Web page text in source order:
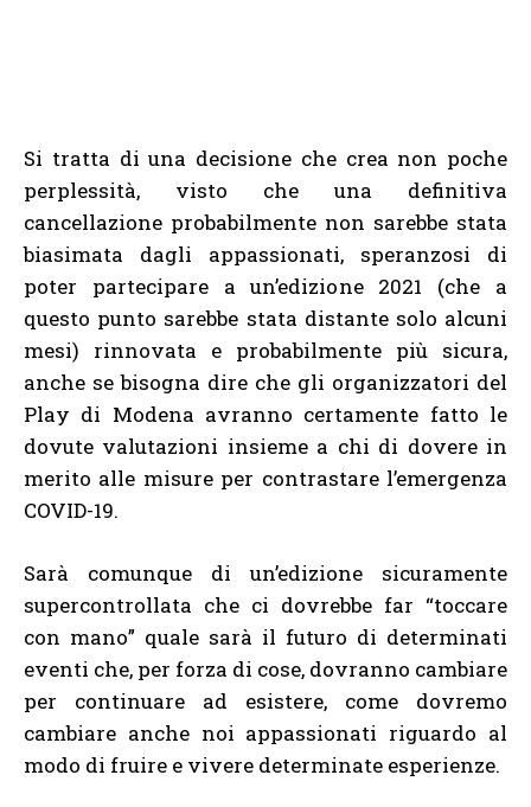
Si tratta di una decisione che crea non poche
perplessità, visto che una definitiva
cancellazione probabilmente non sarebbe stata
biasimata dagli appassionati, speranzosi di
poter partecipare a un’edizione 2021 (che a
questo punto sarebbe stata distante solo alcuni
mesi) rinnovata e probabilmente più sicura,
anche se bisogna dire che gli organizzatori del
Play di Modena avranno certamente fatto le
dovute valutazioni insieme a chi di dovere in
merito alle misure per contrastare l’emergenza
COVID-19.
Sarà comunque di un’edizione sicuramente
supercontrollata che ci dovrebbe far “toccare
con mano” quale sarà il futuro di determinati
eventi che, per forza di cose, dovranno cambiare
per continuare ad esistere, come dovremo
cambiare anche noi appassionati riguardo al
modo di fruire e vivere determinate esperienze.